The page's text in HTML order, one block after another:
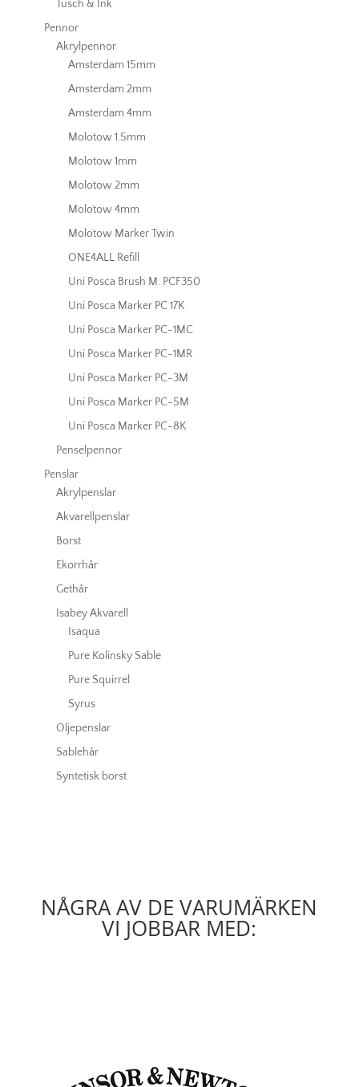
Tusch & Ink
Pennor
Akrylpennor
Amsterdam 15mm
Amsterdam 2mm
Amsterdam 4mm
Molotow 1.5mm
Molotow 1mm
Molotow 2mm
Molotow 4mm
Molotow Marker Twin
ONE4ALL Refill
Uni Posca Brush M. PCF350
Uni Posca Marker PC 17K
Uni Posca Marker PC-1MC
Uni Posca Marker PC-1MR
Uni Posca Marker PC-3M
Uni Posca Marker PC-5M
Uni Posca Marker PC-8K
Penselpennor
Penslar
Akrylpenslar
Akvarellpenslar
Borst
Ekorrhår
Gethår
Isabey Akvarell
Isaqua
Pure Kolinsky Sable
Pure Squirrel
Syrus
Oljepenslar
Sablehår
Syntetisk borst
NÅGRA AV DE VARUMÄRKEN
VI JOBBAR MED: